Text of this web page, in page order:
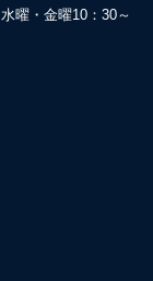
水曜・金曜10：30～